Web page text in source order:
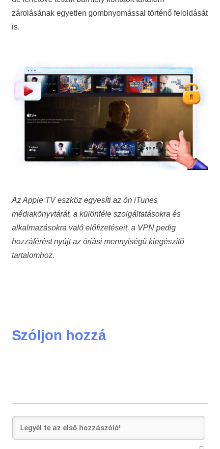
zárolásának egyetlen gombnyomással történő feloldását
is.
Az Apple TV eszköz egyesíti az ön iTunes
médiakönyvtárát, a különféle szolgáltatásokra és
alkalmazásokra való előfizetéseit, a VPN pedig
hozzáférést nyújt az óriási mennyiségű kiegészítő
tartalomhoz.
Szóljon hozzá